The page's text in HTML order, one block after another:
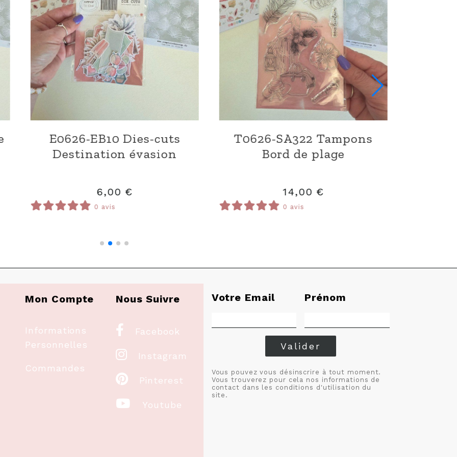
D0626-EC92 Dies Ecriture
11,00
0 avis
E0626-EB10 Dies-cuts
Destination évasion
6,00
0 avis
Mon Compte
Informations
Personnelles
Commandes
Nous Suivre
 Facebook
 Instagram
 Pinterest
 Youtube
Votre Email Prénom
Valider
Vous pouvez vous désinscrire à tout moment.
Vous trouverez pour cela nos informations de
contact dans les conditions d'utilisation du
site.